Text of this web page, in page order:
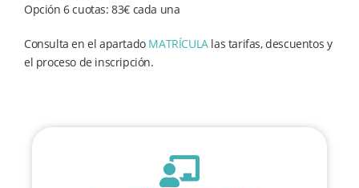
Opción 6 cuotas: 83€ cada una
Consulta en el apartado MATRÍCULAlas tarifas, descuentos y
el proceso de inscripción.